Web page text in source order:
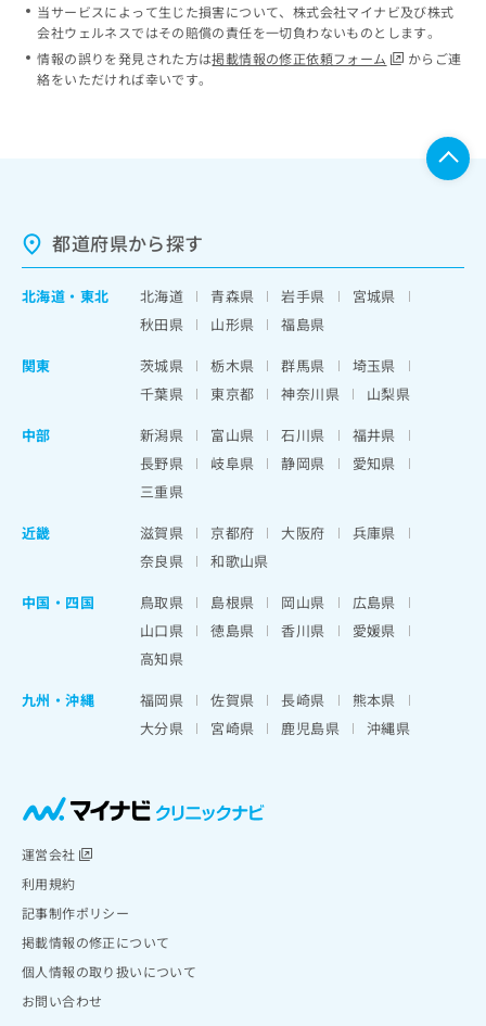
当サービスによって生じた損害について、株式会社マイナビ及び株式
会社ウェルネスではその賠償の責任を一切負わないものとします。
情報の誤りを発見された方は掲載情報の修正依頼フォーム
からご連
絡をいただければ幸いです。
都道府県から探す
北海道 ・ 東北 北海道 青森県 岩手県
宮城県
秋田県
山形県
福島県
関東
茨城県 栃木県 群馬県
埼玉県
千葉県
東京都 神奈川県
山梨県
中部
新潟県 富山県 石川県
福井県
長野県
岐阜県 静岡県
愛知県
三重県
近畿
滋賀県 京都府 大阪府
兵庫県
奈良県
和歌山県
中国・四国
鳥取県 島根県 岡山県
広島県
山口県
徳島県 香川県
愛媛県
高知県
九州・沖縄
福岡県 佐賀県 長崎県
熊本県
大分県
宮崎県 鹿児島県 沖縄県
運営会社
利用規約
記事制作ポリシー
掲載情報の修正について
個人情報の取り扱いについて
お問い合わせ